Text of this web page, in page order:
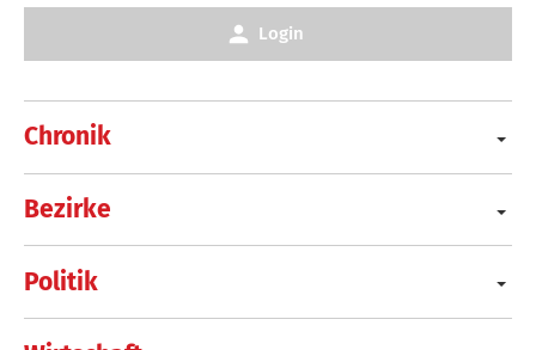
Chronik
Bezirke
Politik
Login